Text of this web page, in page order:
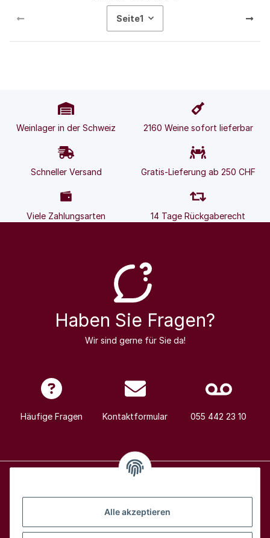
Alle akzeptieren
Seite1
Weinlager in der Schweiz 2160 Weine sofort lieferbar
Schneller Versand Gratis-Lieferung ab 250 CHF
Viele Zahlungsarten 14 Tage Rückgaberecht
Haben Sie Fragen?
Wir sind gerne für Sie da!
Häufige Fragen Kontaktformular 055 442 23 10